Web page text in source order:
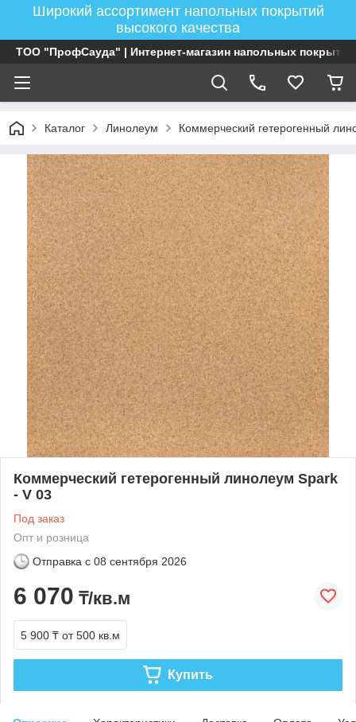
Широкий ассортимент напольных покрытий
высокого качества
ТОО "ПрофСауда" | Интернет-магазин напольных покрытий
Каталог Линолеум Коммерческий гетерогенный
Коммерческий гетерогенный линолеум Spark
- V 03
Под заказ
Опт и розница
Отправка с 08 сентября 2026
6 070 ₸/кв.м
5 900 ₸ от 500 кв.м
Купить